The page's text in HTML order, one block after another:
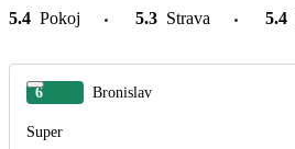
5.4 Pokoj 5.3 Strava 5.4
6 Bronislav
Super